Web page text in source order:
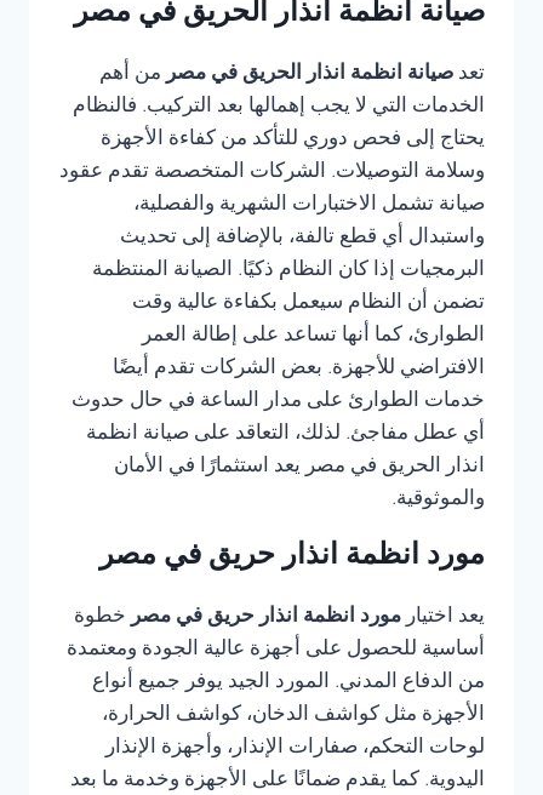
صيانة انظمة انذار الحريق في مصر
تعد صيانة انظمة انذار الحريق في مصر من أهم
الخدمات التي لا يجب إهمالها بعد التركيب. فالنظام
يحتاج إلى فحص دوري للتأكد من كفاءة الأجهزة
وسلامة التوصيلات. الشركات المتخصصة تقدم عقود
صيانة تشمل الاختبارات الشهرية والفصلية،
واستبدال أي قطع تالفة، بالإضافة إلى تحديث
البرمجيات إذا كان النظام ذكيًا. الصيانة المنتظمة
تضمن أن النظام سيعمل بكفاءة عالية وقت
الطوارئ، كما أنها تساعد على إطالة العمر
الافتراضي للأجهزة. بعض الشركات تقدم أيضًا
خدمات الطوارئ على مدار الساعة في حال حدوث
أي عطل مفاجئ. لذلك، التعاقد على صيانة انظمة
انذار الحريق في مصر يعد استثمارًا في الأمان
والموثوقية.
مورد انظمة انذار حريق في مصر
يعد اختيار مورد انظمة انذار حريق في مصر خطوة
أساسية للحصول على أجهزة عالية الجودة ومعتمدة
من الدفاع المدني. المورد الجيد يوفر جميع أنواع
الأجهزة مثل كواشف الدخان، كواشف الحرارة،
لوحات التحكم، صفارات الإنذار، وأجهزة الإنذار
اليدوية. كما يقدم ضمانًا على الأجهزة وخدمة ما بعد